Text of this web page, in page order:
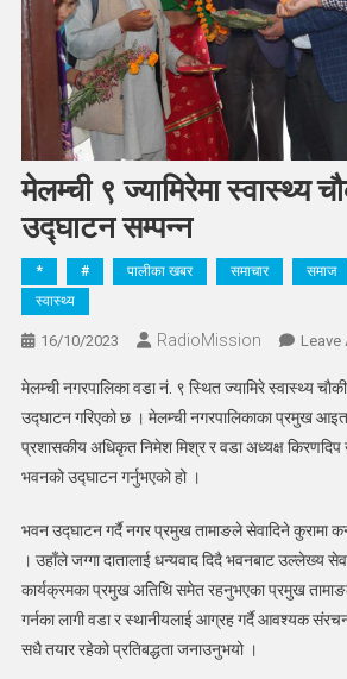
मेलम्ची ९ ज्यामिरेमा स्वास्थ्य
उद्घाटन सम्पन्न
* # पालीका खबर समाचार समाज
स्वास्थ्य
16/10/2023 RadioMission Leave
मेलम्ची नगरपालिका वडा नं. ९ स्थित ज्यामिरे स्वास्थ्य
उद्घाटन गरिएको छ । मेलम्ची नगरपालिकाका प्रमुख
प्रशासकीय अधिकृत निमेश मिश्र र वडा अध्यक्ष
भवनको उद्घाटन गर्नुभएको हो ।
भवन उद्घाटन गर्दै नगर प्रमुख तामाङले सेवादिने कुरामा
। उहाँले जग्गा दातालाई धन्यवाद दिदै भवनबाट उल्लेख्य
कार्यक्रमका प्रमुख अतिथि समेत रहनुभएका प्रमुख
गर्नका लागी वडा र स्थानीयलाई आग्रह गर्दै आवश्यक
सधै तयार रहेको प्रतिबद्धता जनाउनुभयो ।